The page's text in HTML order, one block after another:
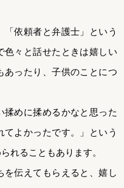
依頼者と弁護士」という
色々と話せたときは嬉しい
あったり、子供のことにつ
揉めに揉めるかなと思った
よかったです。」という
れることもあります。
を伝えてもらえると、嬉し